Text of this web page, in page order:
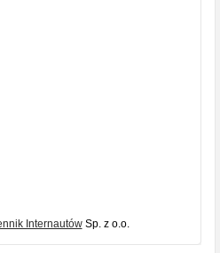
InternautówSp. z o.o.